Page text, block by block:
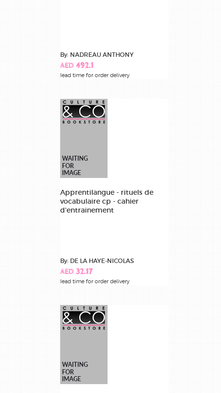
By: NADREAU ANTHONY
AED 492.1
lead time for order delivery
Apprentilangue - rituels de
vocabulaire cp - cahier
d'entrainement
By: DE LA HAYE-NICOLAS
AED 32.17
lead time for order delivery